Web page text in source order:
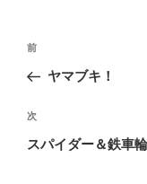
投
ナ
ビ
ゲ
前
の
稿
前
ヤマブキ！
次
の
次
スパイダー＆鉄車